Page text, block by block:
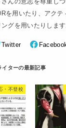
を用いたり、アクテ
グを用いたりします
Twitter
・不登校